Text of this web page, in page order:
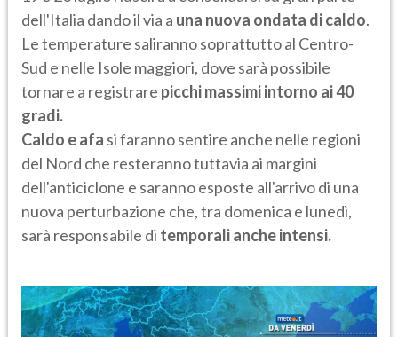
dell'Italia dando il via a una nuova ondata di caldo.
Le temperature saliranno soprattutto al Centro-
Sud e nelle Isole maggiori, dove sarà possibile
tornare a registrare picchi massimi intorno ai 40
gradi.
Caldo e afa si faranno sentire anche nelle regioni
del Nord che resteranno tuttavia ai margini
dell'anticiclone e saranno esposte all'arrivo di una
nuova perturbazione che, tra domenica e lunedì,
sarà responsabile di temporali anche intensi.